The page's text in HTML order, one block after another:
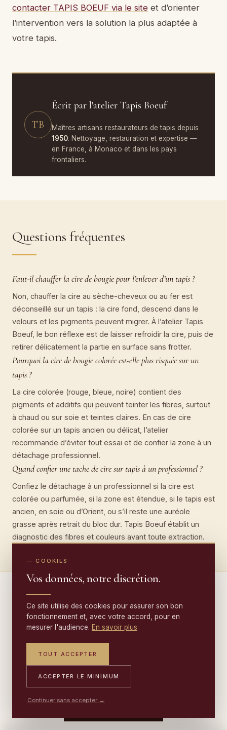
contacter TAPIS BOEUF via le site et d’orienter
l’intervention vers la solution la plus adaptée à
votre tapis.
TB
Écrit par l'atelier Tapis Boeuf
Maîtres artisans restaurateurs de tapis depuis
1950. Nettoyage, restauration et expertise —
en France, à Monaco et dans les pays
frontaliers.
Questions fréquentes
Faut-il chauffer la cire de bougie pour l’enlever d’un tapis ?
Non, chauffer la cire au sèche-cheveux ou au fer est
déconseillé sur un tapis : la cire fond, descend dans le
velours et les pigments peuvent migrer. À l’atelier Tapis
Boeuf, le bon réflexe est de laisser refroidir la cire, puis de
retirer délicatement la partie en surface sans frotter.
Pourquoi la cire de bougie colorée est-elle plus risquée sur un
tapis ?
La cire colorée (rouge, bleue, noire) contient des
pigments et additifs qui peuvent teinter les fibres, surtout
à chaud ou sur soie et teintes claires. En cas de cire
colorée sur un tapis ancien ou délicat, l’atelier
recommande d’éviter tout essai et de confier la zone à un
détachage professionnel.
Quand confier une tache de cire sur tapis à un professionnel ?
Confiez le détachage à un professionnel si la cire est
colorée ou parfumée, si la zone est étendue, si le tapis est
ancien, en soie ou d’Orient, ou s’il reste une auréole
grasse après retrait du bloc dur. Tapis Boeuf établit un
diagnostic des fibres et couleurs avant toute extraction.
— L'ATELIER VOUS RÉPOND
Une question sur votre tapis ?
domicile, devis gratuit.
— COOKIES
Vos données, notre discrétion.
Ce site utilise des cookies pour assurer son bon
fonctionnement et, avec votre accord, pour en
mesurer l'audience. En savoir plus
TOUT ACCEPTER
ACCEPTER LE MINIMUM
Continuer sans accepter →